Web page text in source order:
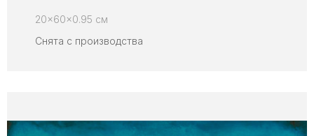
20x60x0.95 см
Снята с производства